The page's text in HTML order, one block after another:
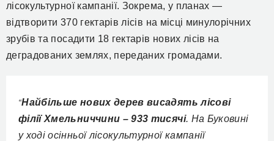
лісокультурної кампанії. Зокрема, у планах —
відтворити 370 гектарів лісів на місці минулорічних
зрубів та посадити 18 гектарів нових лісів на
деградованих землях, переданих громадами.
“Найбільше нових дерев висадять лісові
філії Хмельниччини – 933 тисячі. На Буковині
у ході осінньої лісокультурної кампанії